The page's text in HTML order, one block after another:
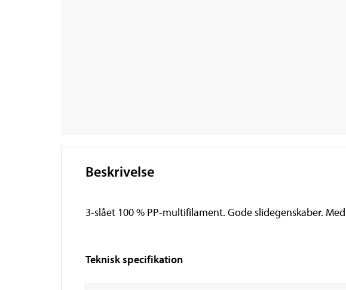
Beskrivelse
3-slået 100 % PP-multifilament. Gode slidegenskaber.
Teknisk specifikation